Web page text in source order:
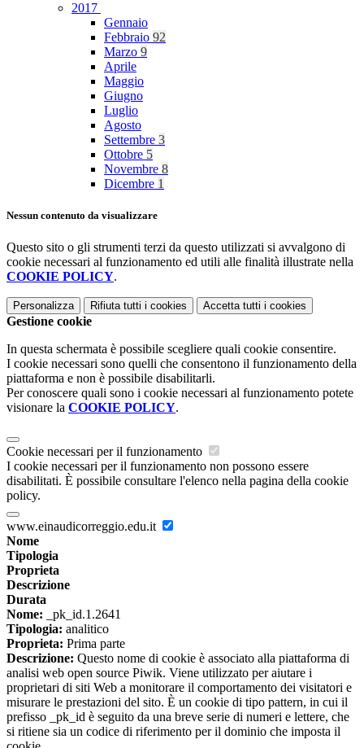
2017
Gennaio
Febbraio 92
Marzo 9
Aprile
Maggio
Giugno
Luglio
Agosto
Settembre 3
Ottobre 5
Novembre 8
Dicembre 1
Nessun contenuto da visualizzare
Questo sito o gli strumenti terzi da questo utilizzati si avvalgono di
cookie necessari al funzionamento ed utili alle finalità illustrate nella
COOKIE POLICY.
Personalizza Rifiuta tutti i cookies Accetta tutti i cookies
Gestione cookie
In questa schermata è possibile scegliere quali cookie consentire.
I cookie necessari sono quelli che consentono il funzionamento della
piattaforma e non è possibile disabilitarli.
Per conoscere quali sono i cookie necessari al funzionamento potete
visionare la COOKIE POLICY.
Cookie necessari per il funzionamento
I cookie necessari per il funzionamento non possono essere
disabilitati. È possibile consultare l'elenco nella pagina della cookie
policy.
www.einaudicorreggio.edu.it
Nome
Tipologia
Proprieta
Descrizione
Durata
Nome: _pk_id.1.2641
Tipologia: analitico
Proprieta: Prima parte
Descrizione: Questo nome di cookie è associato alla piattaforma di
analisi web open source Piwik. Viene utilizzato per aiutare i
proprietari di siti Web a monitorare il comportamento dei visitatori e
misurare le prestazioni del sito. È un cookie di tipo pattern, in cui il
prefisso _pk_id è seguito da una breve serie di numeri e lettere, che
si ritiene sia un codice di riferimento per il dominio che imposta il